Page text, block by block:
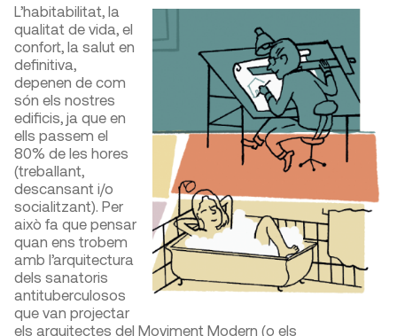
L’habitabilitat, la
qualitat de vida, el
confort, la salut en
definitiva,
depenen de com
són els nostres
edificis, ja que en
ells passem el
80% de les hores
(treballant,
descansant i/o
socialitzant). Per
això fa que pensar
quan ens trobem
amb l’arquitectura
dels sanatoris
antituberculosos
que van projectar
els arquitectes del Moviment Modern (o els